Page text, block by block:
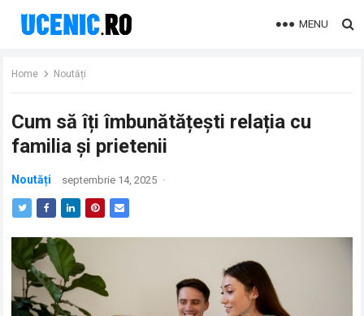
MENU
Home Noutăți
Cum să îți îmbunătățești relația cu
familia și prietenii
Noutăți septembrie 14, 2025 ·